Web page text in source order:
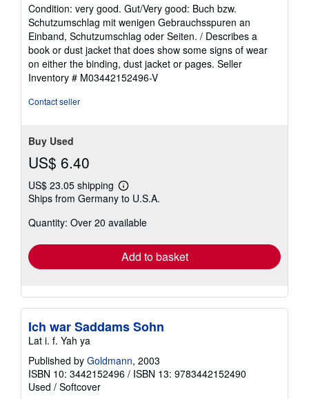
5
out
of
5
stars
Condition: very good. Gut/Very good: Buch bzw.
Schutzumschlag mit wenigen Gebrauchsspuren an
Einband, Schutzumschlag oder Seiten. / Describes a
book or dust jacket that does show some signs of wear
on either the binding, dust jacket or pages. Seller
Inventory # M03442152496-V
Contact seller
Buy Used
US$ 6.40
US$ 23.05 shipping
Learn
more
shipping
Ships from Germany to U.S.A.
Quantity: Over 20 available
Add to basket
Ich war Saddams Sohn
Lat i. f. Yah ya
Published by Goldmann, 2003
ISBN 10: 3442152496 / ISBN 13: 9783442152490
Used / Softcover